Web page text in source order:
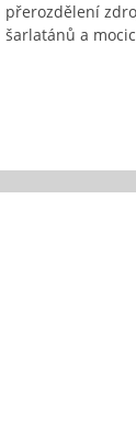
přerozdělení
šarlatánů a